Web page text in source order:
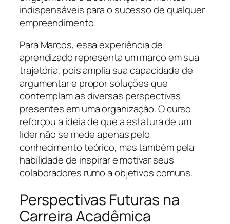
indispensáveis para o sucesso de qualquer
empreendimento.
Para Marcos, essa experiência de
aprendizado representa um marco em sua
trajetória, pois amplia sua capacidade de
argumentar e propor soluções que
contemplam as diversas perspectivas
presentes em uma organização. O curso
reforçou a ideia de que a estatura de um
líder não se mede apenas pelo
conhecimento teórico, mas também pela
habilidade de inspirar e motivar seus
colaboradores rumo a objetivos comuns.
Perspectivas Futuras na
Carreira Acadêmica